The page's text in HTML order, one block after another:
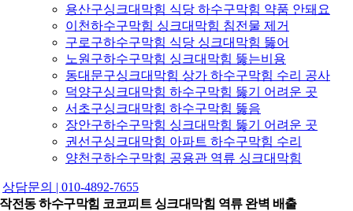
용산구싱크대막힘 식당 하수구막힘 약품 안돼요
이천하수구막힘 싱크대막힘 침전물 제거
구로구하수구막힘 식당 싱크대막힘 뚫어
노원구하수구막힘 싱크대막힘 뚫는비용
동대문구싱크대막힘 상가 하수구막힘 수리 공사
덕양구싱크대막힘 하수구막힘 뚫기 어려운 곳
서초구싱크대막힘 하수구막힘 뚫음
장안구하수구막힘 싱크대막힘 뚫기 어려운 곳
권선구싱크대막힘 아파트 하수구막힘 수리
양천구하수구막힘 공용관 역류 싱크대막힘
상담문의 | 010-4892-7655
작전동 하수구막힘 코코피트 싱크대막힘 역류 완벽 배출